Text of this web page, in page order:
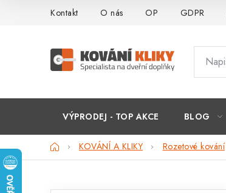
Kontakt O nás OP GDPR
VÝPRODEJ - TOP AKCE BLOG
DomůKOVÁNÍ A KLIKY Rozetové kování